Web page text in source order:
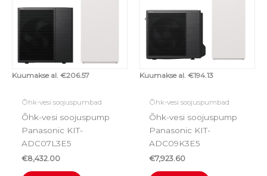
Kuumakse al. €206.57
Õhk-vesi soojuspumbad
Õhk-vesi soojuspump
Panasonic KIT-
ADC07L3E5
€8,432.00
Kuumakse al. €194.13
Õhk-vesi soojuspumbad
Õhk-vesi soojuspump
Panasonic KIT-
ADC09K3E5
€7,923.60